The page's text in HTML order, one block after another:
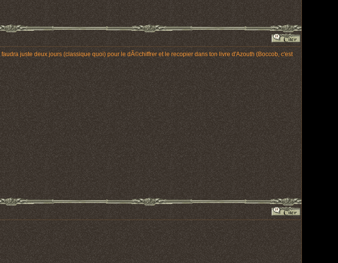
juste deux jours (classique quoi) pour le dÃ©chiffrer et le recopier dans ton livre d'Azouth (Boccob, c'est